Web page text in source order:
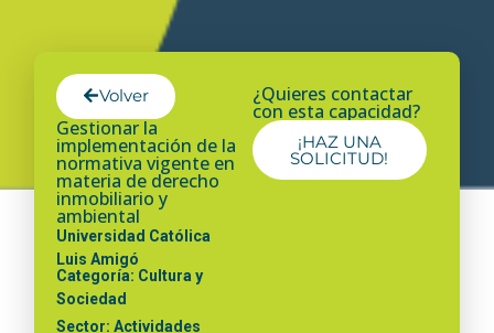
Volver
Gestionar la
implementación de la
normativa vigente en
materia de derecho
inmobiliario y
ambiental
Universidad Católica
Luis Amigó
Categoría: Cultura y
Sociedad
Sector: Actividades
¿Quieres contactar
con esta capacidad?
¡HAZ UNA
SOLICITUD!